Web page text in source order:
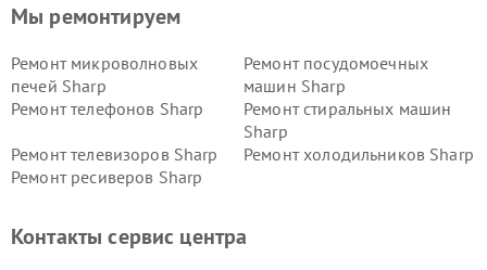
Мы ремонтируем
Ремонт микроволновых
печей Sharp
Ремонт посудомоечных
машин Sharp
Ремонт телефонов Sharp
Ремонт стиральных машин
Sharp
Ремонт телевизоров Sharp
Ремонт холодильников Sharp
Ремонт ресиверов Sharp
Контакты сервис центра